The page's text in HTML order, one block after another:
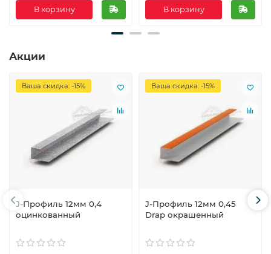
В корзину В корзину
Акции
Ваша скидка: -15%
J-Профиль 12мм 0,4
оцинкованный
Ваша скидка: -15%
J-Профиль 12мм 0,45
Drap окрашенный